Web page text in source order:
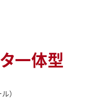
一体型
）